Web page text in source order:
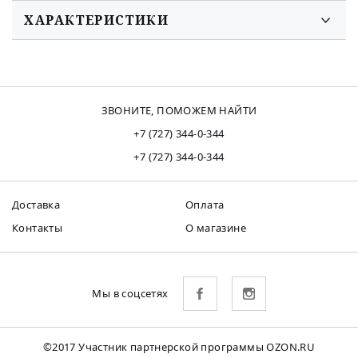
ХАРАКТЕРИСТИКИ
ЗВОНИТЕ, ПОМОЖЕМ НАЙТИ
+7 (727) 344-0-344
+7 (727) 344-0-344
Доставка
Оплата
Контакты
О магазине
Мы в соцсетях
©2017 Участник партнерской программы OZON.RU